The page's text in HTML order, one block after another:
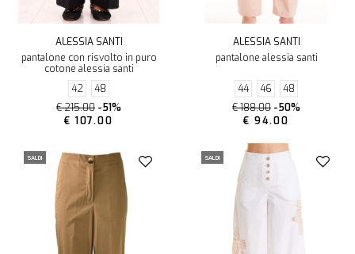
ALESSIA SANTI
pantalone con risvolto in puro
cotone alessia santi
42
48
€ 215.00 -51%
€ 107.00
ALESSIA SANTI
pantalone alessia santi
44 46
48
€ 188.00 -50%
€ 94.00
SALDI SALDI